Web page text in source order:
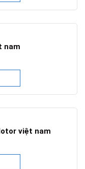
nam
việt nam